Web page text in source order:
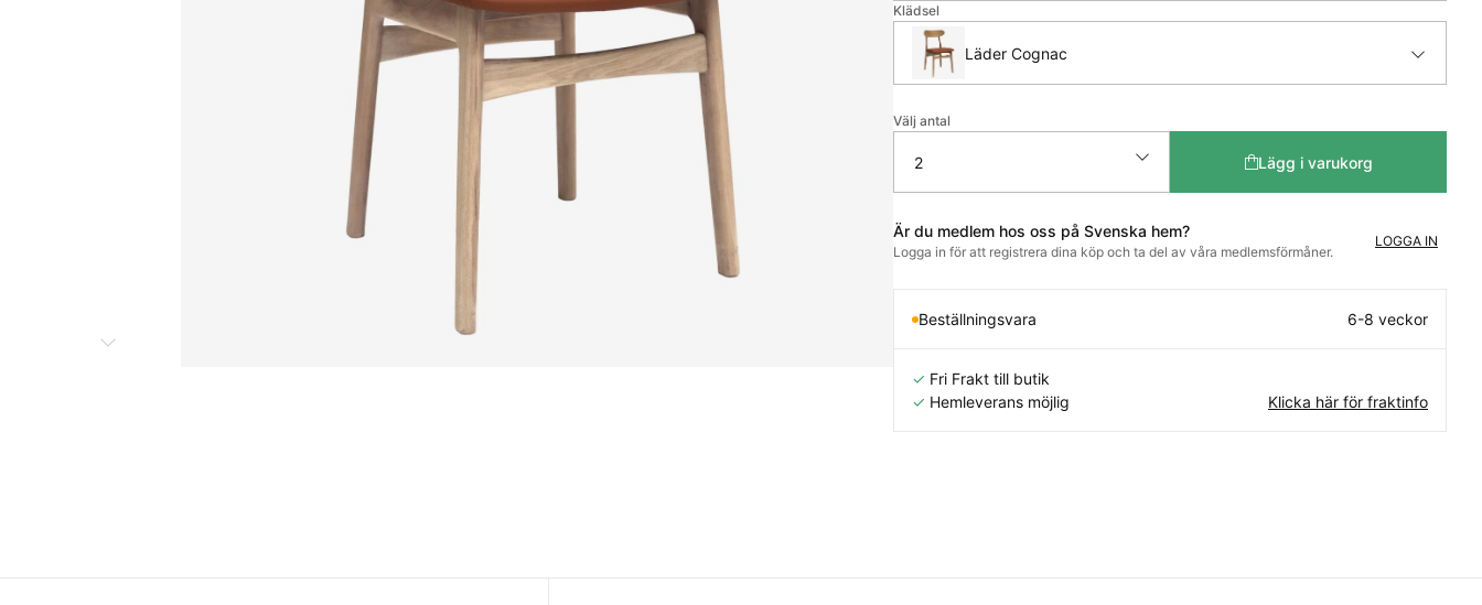
Klädsel
Läder Cognac
Välj antal
Lägg i varukorg
Är du medlem hos oss på Svenska hem?
Logga in för att registrera dina köp och ta del av våra medlemsförmåner.
LOGGA IN
Beställningsvara 6-8 veckor
✓ Fri Frakt till butik
✓ Hemleverans möjlig Klicka här för fraktinfo